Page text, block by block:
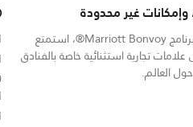
غير محدودة
بصفتك عضوًا في برنامج Marriott Bonvoy®، استمتع
تجارية استثنائية خاصة بالفنادق
العالم.